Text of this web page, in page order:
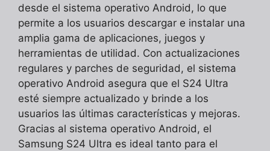
desde el sistema operativo Android, lo que
permite a los usuarios descargar e instalar una
amplia gama de aplicaciones, juegos y
herramientas de utilidad. Con actualizaciones
regulares y parches de seguridad, el sistema
operativo Android asegura que el S24 Ultra
esté siempre actualizado y brinde a los
usuarios las últimas características y mejoras.
Gracias al sistema operativo Android, el
Samsung S24 Ultra es ideal tanto para el